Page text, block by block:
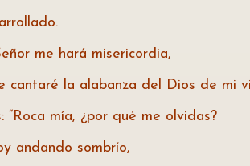
me hará misericordia,
la alabanza del Dios de mi
“Roca mía, ¿por qué me olvidas?
andando sombrío,